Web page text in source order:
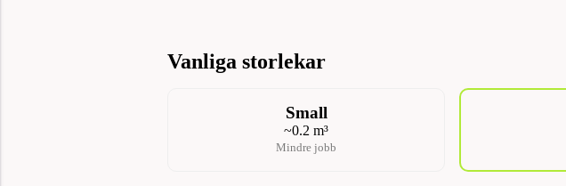
Vanliga storlekar
Small
~0.2 m³
Mindre jobb